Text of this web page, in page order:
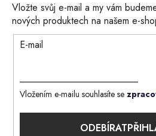
Vložte svůj e-mail a my vám
nových produktech na našem e-
E-mail
Vložením e-mailu souhlasíte se